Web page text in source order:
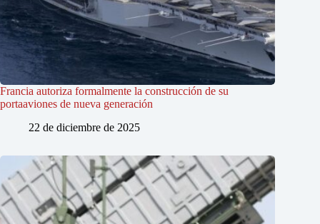
Francia autoriza formalmente la construcción de su
portaaviones de nueva generación
22 de diciembre de 2025